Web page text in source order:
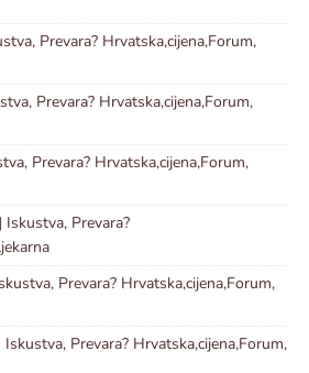
Prevara? Hrvatska,cijena,Forum,
Prevara? Hrvatska,cijena,Forum,
Prevara? Hrvatska,cijena,Forum,
Iskustva, Prevara?
Prevara? Hrvatska,cijena,Forum,
Prevara? Hrvatska,cijena,Forum,